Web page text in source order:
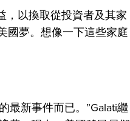
，以換取從投資者及其家
國夢。想像一下這些家庭
最新事件而已。”Galati繼